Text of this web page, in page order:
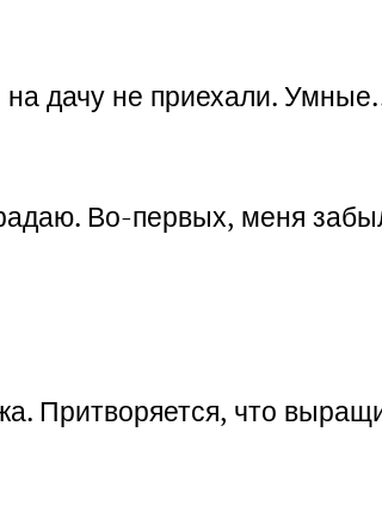
дачу не приехали.
Во-первых, меня
Притворяется, что